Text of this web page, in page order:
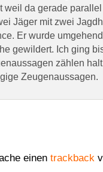
weil da gerade
Jäger mit zwei
Er wurde
gewildert. Ich ging
zählen
Zeugenaussagen.
einen trackback